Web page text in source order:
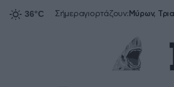
Σήμεραγιορτάζουν: